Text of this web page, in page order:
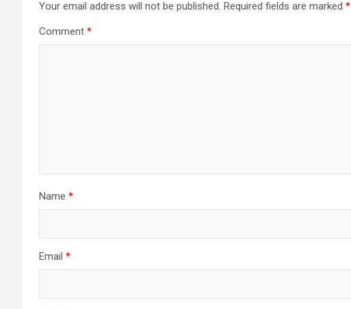
Your email address will not be published. Required fields are marked *
Comment *
Name *
Email *